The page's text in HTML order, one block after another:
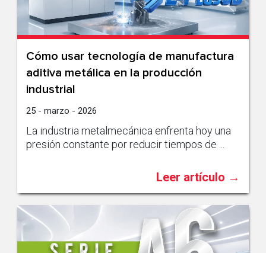
Cómo usar tecnología de manufactura
aditiva metálica en la producción
industrial
25 - marzo - 2026
La industria metalmecánica enfrenta hoy una
presión constante por reducir tiempos de ...
Leer artículo →